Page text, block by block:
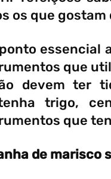
os que gostam
essencial
que
devem ter
trigo,
que
de marisco